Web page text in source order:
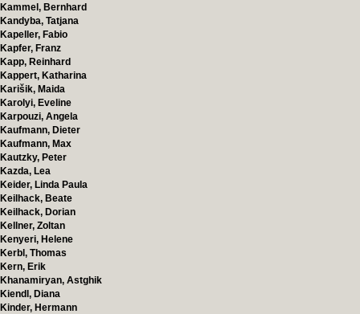
Kammel, Bernhard
Kandyba, Tatjana
Kapeller, Fabio
Kapfer, Franz
Kapp, Reinhard
Kappert, Katharina
Karišik, Maida
Karolyi, Eveline
Karpouzi, Angela
Kaufmann, Dieter
Kaufmann, Max
Kautzky, Peter
Kazda, Lea
Keider, Linda Paula
Keilhack, Beate
Keilhack, Dorian
Kellner, Zoltan
Kenyeri, Helene
Kerbl, Thomas
Kern, Erik
Khanamiryan, Astghik
Kiendl, Diana
Kinder, Hermann